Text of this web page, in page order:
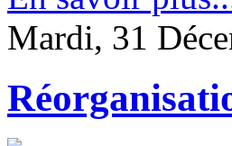
Mardi, 31